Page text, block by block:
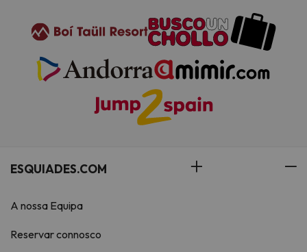
ESQUIADES.COM
A nossa Equipa
Reservar connosco